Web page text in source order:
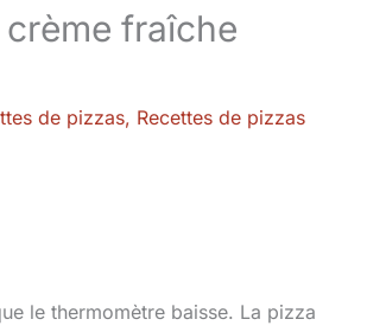
fraîche
de pizzas, Recettes de pizzas
le thermomètre baisse. La pizza